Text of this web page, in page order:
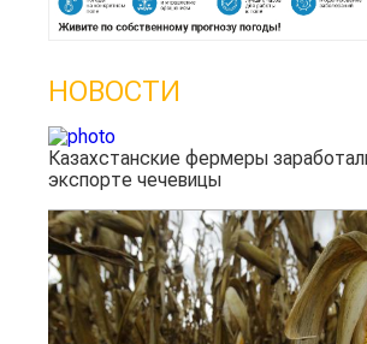
НОВОСТИ
Казахстанские фермеры
экспорте чечевицы